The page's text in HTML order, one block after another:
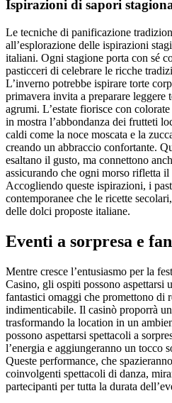
Ispirazioni di sapori
Le tecniche di panificazione
all’esplorazione delle ispirazioni
italiani. Ogni stagione porta con sé
pasticceri di celebrare le ricche
L’inverno potrebbe ispirare torte
primavera invita a preparare leggere
agrumi. L’estate fiorisce con
in mostra l’abbondanza dei frutteti
caldi come la noce moscata e la
creando un abbraccio confortante.
esaltano il gusto, ma connettono
assicurando che ogni morso rifletta
Accogliendo queste ispirazioni, i
contemporanee che le ricette
delle dolci proposte italiane.
Eventi a sorpresa e
Mentre cresce l’entusiasmo per la
Casino, gli ospiti possono aspettarsi
fantastici omaggi che promettono di
indimenticabile. Il casinò proporrà
trasformando la location in un
possono aspettarsi spettacoli a
l’energia e aggiungeranno un tocco
Queste performance, che
coinvolgenti spettacoli di danza,
partecipanti per tutta la durata